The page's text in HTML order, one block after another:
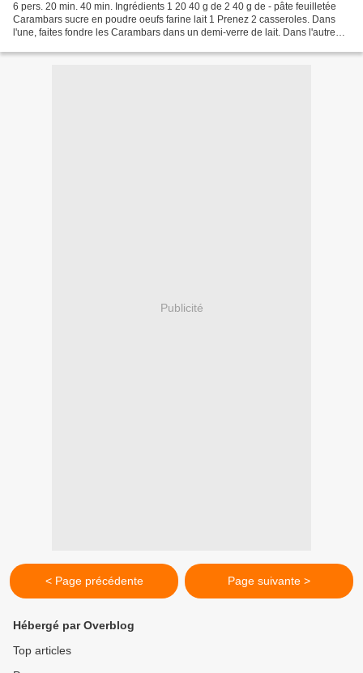
6 pers. 20 min. 40 min. Ingrédients 1 20 40 g de 2 40 g de - pâte feuilletée
Carambars sucre en poudre oeufs farine lait 1 Prenez 2 casseroles. Dans
l'une, faites fondre les Carambars dans un demi-verre de lait. Dans l'autre
Publicité
< Page précédente Page suivante >
Hébergé par Overblog
Top articles